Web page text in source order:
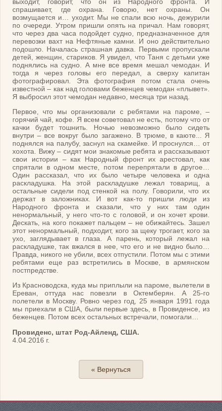
спрашивает, где охрана. Говорю, нет охраны. Он
возмущается и… уходит. Мы не спали всю ночь, дежурили
по очереди. Утром пришли опять на причал. Нам говорят,
что через два часа подойдет судно, предназначенное для
перевозки вахт на Нефтяные камни. И оно действительно
подошло. Началась страшная давка. Первыми пропускали
детей, женщин, стариков. Я увидел, что Таня с детьми уже
поднялись на судно. А мне все время мешал чемодан. И
тогда я через головы его передал, а сверху капитан
фотографировал. Эта фотография потом стала очень
известной – как над головами беженцев чемодан «плывет».
Я выбросил этот чемодан недавно, месяца три назад.
Первое, что мы организовали с ребятами на пароме, –
горячий чай, кофе. Я всем советовал не есть, потому что от
качки будет тошнить. Ночью невозможно было сидеть
внутри – все вокруг было загажено. В трюме, в каюте... Я
поднялся на палубу, заснул на скамейке. И проснулся… от
хохота. Вижу – сидят мои знакомые ребята и рассказывают
свои истории – как Народный фронт их арестовал, как
спрятали в одном месте, потом перепрятали в другое…
Один рассказал, что их было четыре человека и одна
раскладушка. На этой раскладушке лежал товарищ, а
остальные сидели под стенкой на полу. Говорили, что их
держат в заложниках. И вот как-то пришли люди из
Народного фронта и сказали, что у них там один
ненормальный, у него что-то с головой, и он хочет крови.
Дескать, на кого покажет пальцем – не обижайтесь. Зашел
этот ненормальный, подходит, кого за щеку трогает, кого за
ухо, заглядывает в глаза. А парень, который лежал на
раскладушке, так вжался в нее, что его и не видно было…
Правда, никого не убили, всех отпустили. Потом мы с этими
ребятами еще раз встретились в Москве, в армянском
постпредстве.
Из Красноводска, куда мы приплыли на пароме, вылетели в
Ереван, оттуда нас повезли в Октемберян. А 25-го
полетели в Москву. Ровно через год, 25 января 1991 года
мы приехали в США, были первые здесь, в Провиденсе, из
беженцев. Потом всех остальных встречали, помогали…
Провиденс, штат Род-Айленд, США.
4.04.2016 г.
« Вернуться